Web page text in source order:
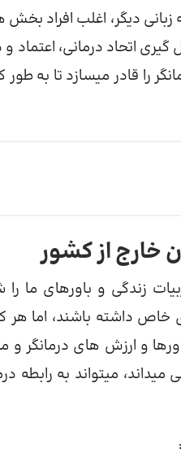
دیگر، اغلب افراد بخش‌
اتحاد درمانی، اعتماد
را قادر میسازد تا به طور
خارج از کشور
زندگی و باورهای ما
خاص داشته باشند، اما
و ارزش های درمانگر و
میتواند به رابطه